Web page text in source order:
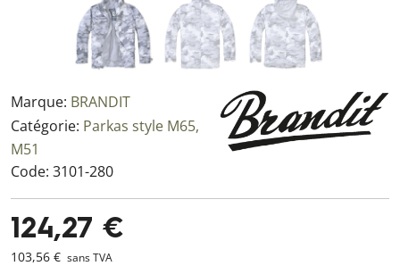
Marque: BRANDIT
Catégorie: Parkas style M65,
M51
Code: 3101-280
124,27 €
103,56 € sans TVA